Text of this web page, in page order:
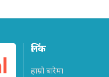
लिंक
हाम्रो बारेमा